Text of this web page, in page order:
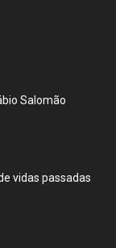
Salomão
vidas passadas